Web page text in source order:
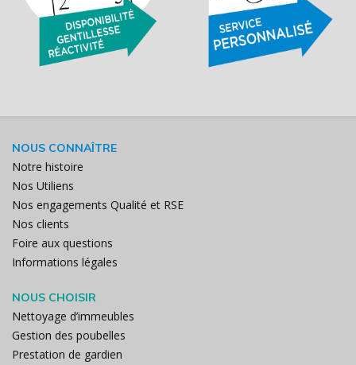
NOUS CONNAÎTRE
Notre histoire
Nos Utiliens
Nos engagements Qualité et RSE
Nos clients
Foire aux questions
Informations légales
NOUS CHOISIR
Nettoyage d’immeubles
Gestion des poubelles
Prestation de gardien